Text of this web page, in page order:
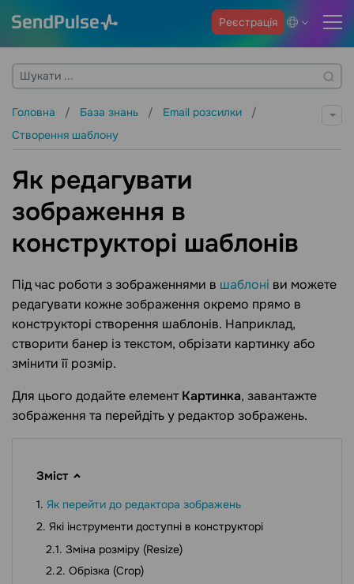
Реєстрація
Головна База знань
Email розсилки
Створення шаблону
Як редагувати
зображення в
конструкторі шаблонів
Під час роботи з зображеннями в шаблоні ви можете
редагувати кожне зображення окремо прямо в
конструкторі створення шаблонів. Наприклад,
створити банер із текстом, обрізати картинку або
змінити її розмір.
Для цього додайте елементКартинка, завантажте
зображення та перейдіть у редактор зображень.
Зміст
Як перейти до редактора зображень
Які інструменти доступні в конструкторі
Зміна розміру (Resize)
Обрізка (Crop)